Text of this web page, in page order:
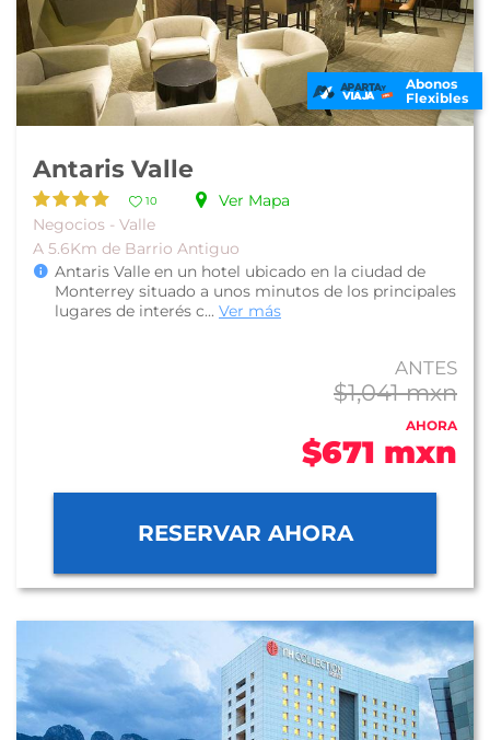
Abonos
Flexibles
Antaris Valle
10
Ver Mapa
Negocios - Valle
A 5.6Km de Barrio Antiguo
Antaris Valle en un hotel ubicado en la ciudad de
Monterrey situado a unos minutos de los principales
lugares de interés c... Ver más
ANTES
$1,041 mxn
AHORA
$671 mxn
RESERVAR AHORA